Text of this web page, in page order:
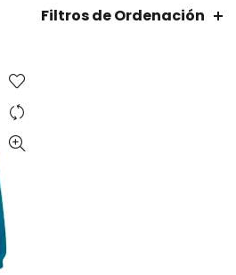
Filtros de Ordenación